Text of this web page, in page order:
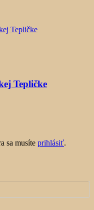
Tepličke
sa musíte prihlásiť.